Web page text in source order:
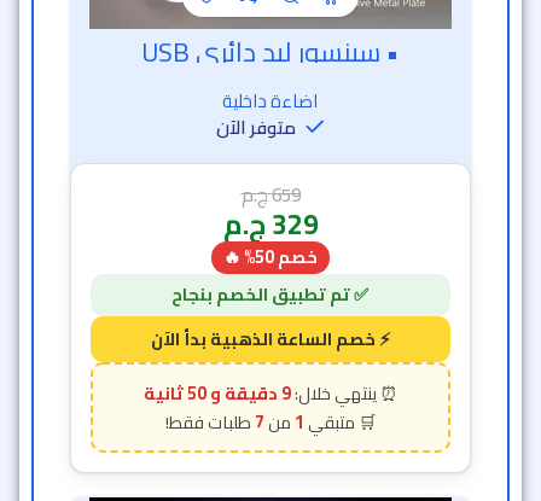
خصم الساعة الذهبية
• سينسور ليد دائري USB
اضاءة داخلية
متوفر الآن
659ج.م
329ج.م
خصم 50% 🔥
9 دقيقة و 48 ثانية
1
7